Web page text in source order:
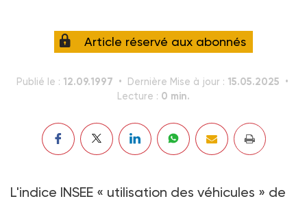
Article réservé aux abonnés
Publié le : 12.09.1997 Dernière Mise à jour : 15.05.2025
Lecture : 0 min.
L'indice INSEE « utilisation des véhicules » de